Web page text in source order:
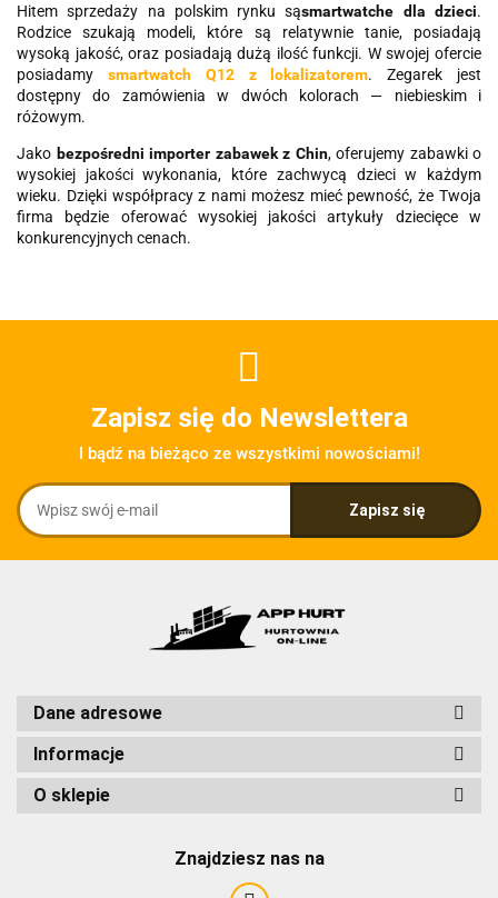
Hitem sprzedaży na polskim rynku sąsmartwatche dla dzieci.
Rodzice szukają modeli, które są relatywnie tanie, posiadają
wysoką jakość, oraz posiadają dużą ilość funkcji. W swojej ofercie
posiadamy smartwatch Q12 z lokalizatorem. Zegarek jest
dostępny do zamówienia w dwóch kolorach — niebieskim i
różowym.
Jako bezpośredni importer zabawek z Chin, oferujemy zabawki o
wysokiej jakości wykonania, które zachwycą dzieci w każdym
wieku. Dzięki współpracy z nami możesz mieć pewność, że Twoja
firma będzie oferować wysokiej jakości artykuły dziecięce w
konkurencyjnych cenach.
Zapisz się do Newslettera
I bądź na bieżąco ze wszystkimi nowościami!
Dane adresowe
Informacje
O sklepie
Znajdziesz nas na